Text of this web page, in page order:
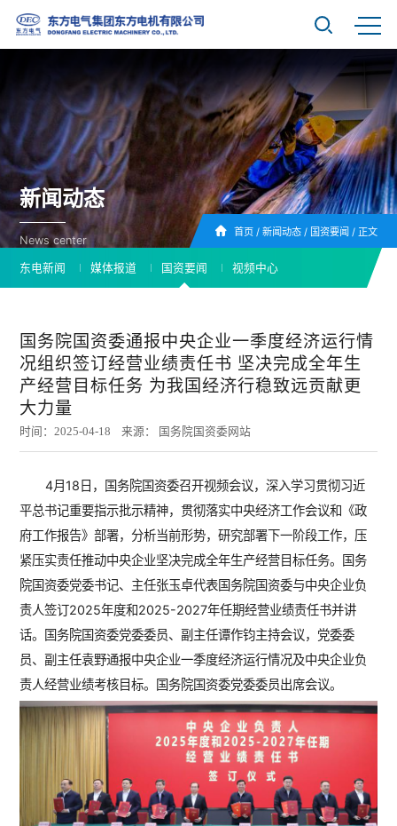
新闻动态
News center
首页/ 新闻动态/ 国资要闻 / 正文
东电新闻 媒体报道 国资要闻 视频中心
国务院国资委通报中央企业一季度经济运行情
况组织签订经营业绩责任书 坚决完成全年生
产经营目标任务 为我国经济行稳致远贡献更
大力量
时间：2025-04-18 来源： 国务院国资委网站
4月18日，国务院国资委召开视频会议，深入学习贯彻习近
平总书记重要指示批示精神，贯彻落实中央经济工作会议和《政
府工作报告》部署，分析当前形势，研究部署下一阶段工作，压
紧压实责任推动中央企业坚决完成全年生产经营目标任务。国务
院国资委党委书记、主任张玉卓代表国务院国资委与中央企业负
责人签订2025年度和2025-2027年任期经营业绩责任书并讲
话。国务院国资委党委委员、副主任谭作钧主持会议，党委委
员、副主任袁野通报中央企业一季度经济运行情况及中央企业负
责人经营业绩考核目标。国务院国资委党委委员出席会议。